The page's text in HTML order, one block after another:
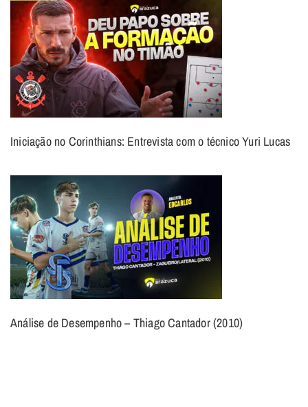
Iniciação no Corinthians: Entrevista com o técnico Yuri Lucas
Análise de Desempenho – Thiago Cantador (2010)